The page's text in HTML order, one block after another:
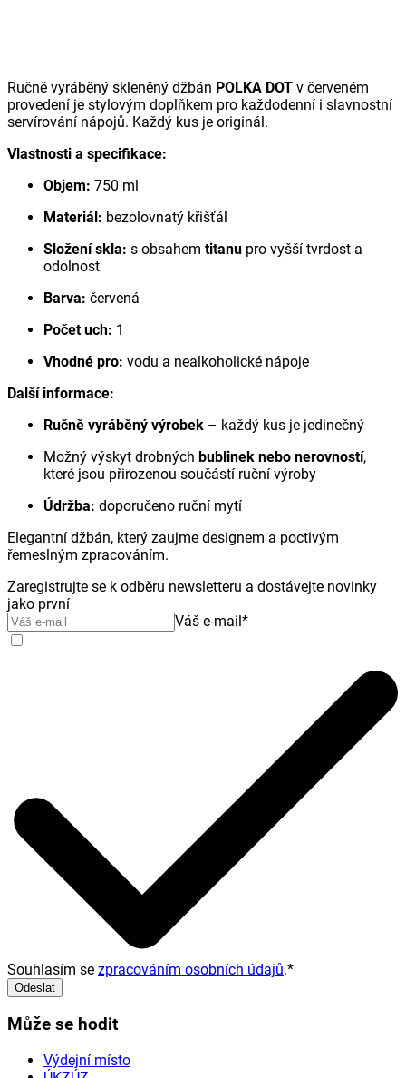
Ručně vyráběný skleněný džbán POLKA DOT v červeném
provedení je stylovým doplňkem pro každodenní i slavnostní
servírování nápojů. Každý kus je originál.
Vlastnosti a specifikace:
Objem: 750 ml
Materiál: bezolovnatý křišťál
Složení skla: s obsahem titanu pro vyšší tvrdost a
odolnost
Barva: červená
Počet uch: 1
Vhodné pro: vodu a nealkoholické nápoje
Další informace:
Ručně vyráběný výrobek – každý kus je jedinečný
Možný výskyt drobných bublinek nebo nerovností,
které jsou přirozenou součástí ruční výroby
Údržba: doporučeno ruční mytí
Elegantní džbán, který zaujme designem a poctivým
řemeslným zpracováním.
Zaregistrujte se k odběru newsletteru a dostávejte novinky
jako první
Váš e-mail*
Souhlasím se zpracováním osobních údajů.*
Odeslat
Může se hodit
Výdejní místo